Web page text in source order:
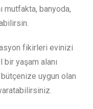
mutfakta, banyoda,
fikirleri evinizi
yaşam alanı
uygun olan